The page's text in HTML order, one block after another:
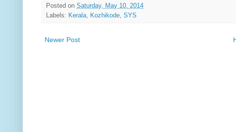
Posted on Saturday, May 10, 2014
Labels: Kerala Kozhikode SYS
Newer Post